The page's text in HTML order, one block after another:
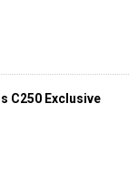
C250 Exclusive